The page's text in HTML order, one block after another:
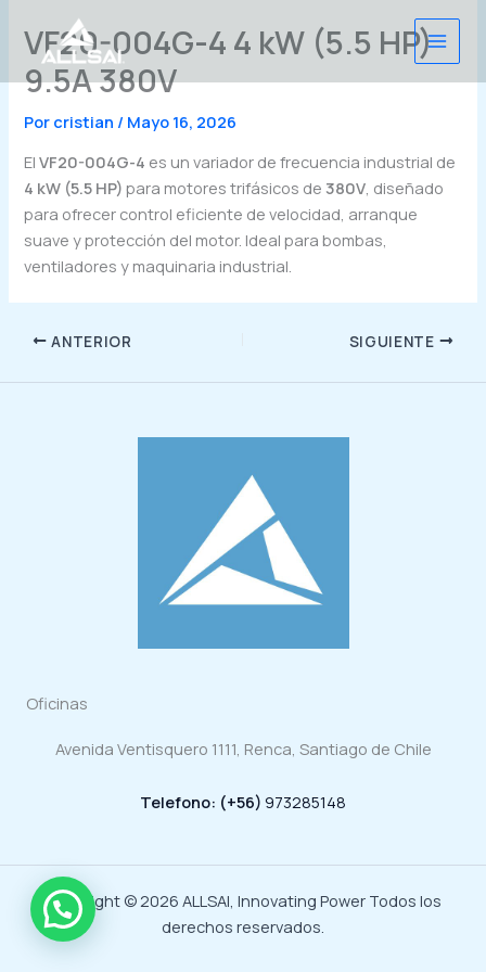
contenido
VF20-004G-4 4 kW (5.5 HP)
9.5A 380V
Por cristian / Mayo 16, 2026
ElVF20-004G-4 es un variador de frecuencia industrial de
4 kW (5.5 HP) para motores trifásicos de 380V, diseñado
para ofrecer control eficiente de velocidad, arranque
suave y protección del motor. Ideal para bombas,
ventiladores y maquinaria industrial.
ANTERIOR SIGUIENTE
Oficinas
Avenida Ventisquero 1111, Renca, Santiago de Chile
Telefono: (+56) 973285148
Copyright © 2026 ALLSAI, Innovating Power Todos los
derechos reservados.